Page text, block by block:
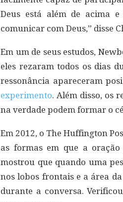
Deus está além de acima
comunicar com Deus,” disse
Em um de seus estudos,
eles rezaram todos os dias
ressonância apareceram
experimento. Além disso, os
na verdade podem formar o
Em 2012, o The Huffington
as formas em que a
mostrou que quando uma
nos lobos frontais e a área
durante a conversa.